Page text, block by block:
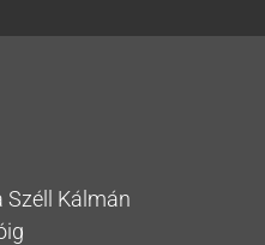
Széll Kálmán